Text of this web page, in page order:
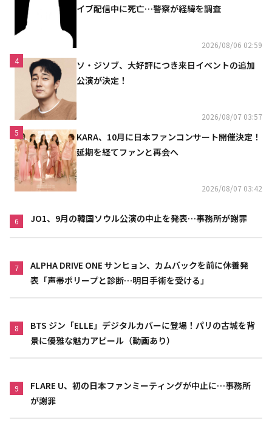
イブ配信中に死亡…警察が経緯を調査
2026/08/06 02:59
4
ソ・ジソブ、大好評につき来日イベントの追加
公演が決定！
2026/08/07 03:57
5
KARA、10月に日本ファンコンサート開催決定！
延期を経てファンと再会へ
2026/08/07 03:42
6 JO1、9月の韓国ソウル公演の中止を発表…事務所が謝罪
7
ALPHA DRIVE ONE サンヒョン、カムバックを前に休養発
表「声帯ポリープと診断…明日手術を受ける」
8
BTS ジン「ELLE」デジタルカバーに登場！パリの古城を背
景に優雅な魅力アピール（動画あり）
9
FLARE U、初の日本ファンミーティングが中止に…事務所
が謝罪